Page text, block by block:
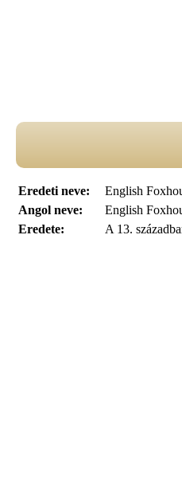
Eredeti neve:
English
Angol neve:
English
Eredete:
A 13.